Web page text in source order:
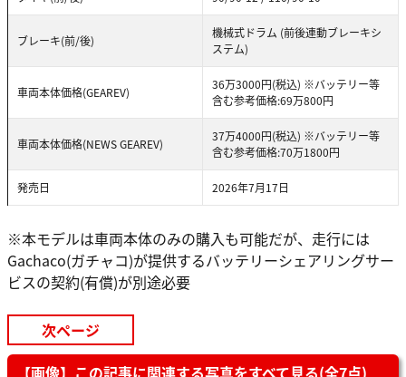
ブレーキ(前/後)
機械式ドラム (前後連動ブレーキシ
ステム)
車両本体価格(GEAREV)
36万3000円(税込) ※バッテリー等
含む参考価格:69万800円
車両本体価格(NEWS GEAREV)
37万4000円(税込) ※バッテリー等
含む参考価格:70万1800円
発売日 2026年7月17日
※本モデルは車両本体のみの購入も可能だが、走行には
Gachaco(ガチャコ)が提供するバッテリーシェアリングサー
ビスの契約(有償)が別途必要
次ページ
【画像】この記事に関連する写真をすべて見る(全7点)